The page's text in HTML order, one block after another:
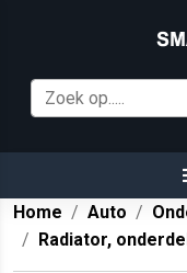
Home
Auto
Radiator,